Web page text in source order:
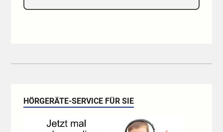
HÖRGERÄTE-SERVICE FÜR SIE